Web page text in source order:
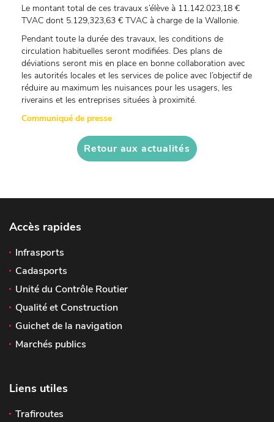
Le montant total de ces travaux s’élève à 11.142.023,18 €
TVAC dont 5.129,323,63 € TVAC à charge de la Wallonie.
Pendant toute la durée des travaux, les conditions de
circulation habituelles seront modifiées. Des plans de
déviations seront mis en place en bonne collaboration avec
les autorités locales et les services de police avec l’objectif de
réduire au maximum les nuisances pour les usagers, les
riverains et les entreprises situées à proximité.
Communiqué de presse
Retour aux actualités
Accès rapides
Infrasports
Cadasports
Unité du Contrôle Routier
Qualité et Construction
Guichet de la navigation
Marchés publics
Liens utiles
Trafiroutes